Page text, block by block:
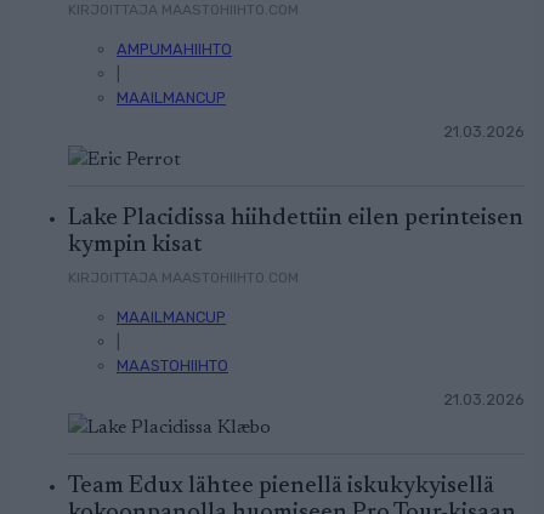
KIRJOITTAJA MAASTOHIIHTO.COM
AMPUMAHIIHTO
MAAILMANCUP
21.03.2026
Lake Placidissa hiihdettiin eilen perinteisen
kympin kisat
KIRJOITTAJA MAASTOHIIHTO.COM
MAAILMANCUP
MAASTOHIIHTO
21.03.2026
Team Edux lähtee pienellä iskukykyisellä